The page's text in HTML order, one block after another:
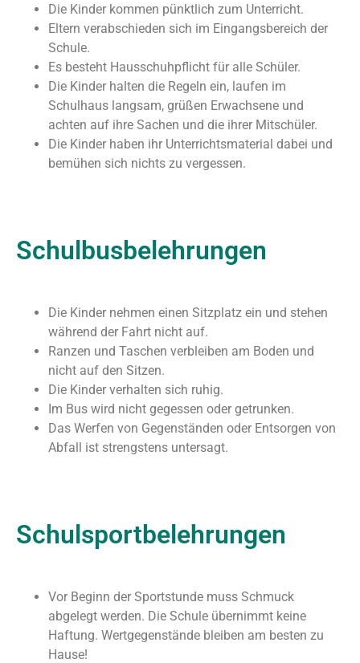
Die Kinder kommen pünktlich zum Unterricht.
Eltern verabschieden sich im Eingangsbereich der
Schule.
Es besteht Hausschuhpflicht für alle Schüler.
Die Kinder halten die Regeln ein, laufen im
Schulhaus langsam, grüßen Erwachsene und
achten auf ihre Sachen und die ihrer Mitschüler.
Die Kinder haben ihr Unterrichtsmaterial dabei und
bemühen sich nichts zu vergessen.
Schulbusbelehrungen
Die Kinder nehmen einen Sitzplatz ein und stehen
während der Fahrt nicht auf.
Ranzen und Taschen verbleiben am Boden und
nicht auf den Sitzen.
Die Kinder verhalten sich ruhig.
Im Bus wird nicht gegessen oder getrunken.
Das Werfen von Gegenständen oder Entsorgen von
Abfall ist strengstens untersagt.
Schulsportbelehrungen
Vor Beginn der Sportstunde muss Schmuck
abgelegt werden. Die Schule übernimmt keine
Haftung. Wertgegenstände bleiben am besten zu
Hause!